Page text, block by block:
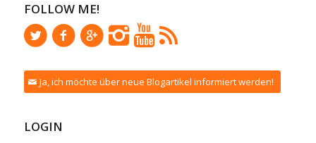
FOLLOW ME!
Ja, ich möchte über neue Blogartikel informiert werden!
LOGIN